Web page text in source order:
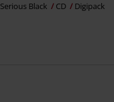
Serious Black CD Digipack